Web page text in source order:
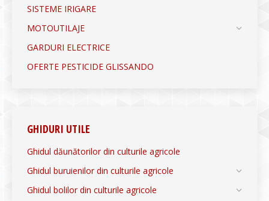
SISTEME IRIGARE
MOTOUTILAJE
GARDURI ELECTRICE
OFERTE PESTICIDE GLISSANDO
GHIDURI UTILE
Ghidul dăunătorilor din culturile agricole
Ghidul buruienilor din culturile agricole
Ghidul bolilor din culturile agricole